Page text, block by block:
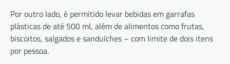
Por outro lado, é permitido levar bebidas em garrafas
plásticas de até 500 ml, além de alimentos como frutas,
biscoitos, salgados e sanduíches – com limite de dois itens
por pessoa.